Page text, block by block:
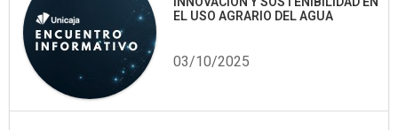
EL USO AGRARIO DEL AGUA
03/10/2025